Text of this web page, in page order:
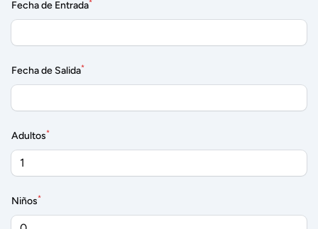
Fecha de Entrada*
Fecha de Salida*
Adultos*
Niños*